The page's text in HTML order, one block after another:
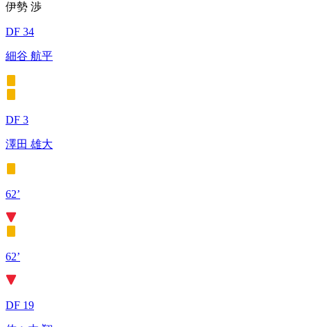
伊勢 渉
DF 34
細谷 航平
DF 3
澤田 雄大
62’
62’
DF 19